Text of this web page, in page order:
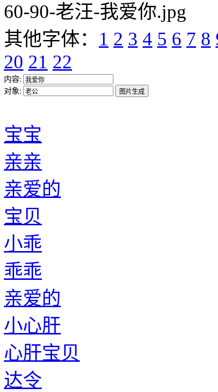
60-90-老汪-我爱你.jpg
其他字体： 1 2 3 4 5 6 7 8
20 21 22
内容:
对象:
宝宝
亲亲
亲爱的
宝贝
小乖
乖乖
亲爱的
小心肝
心肝宝贝
达令